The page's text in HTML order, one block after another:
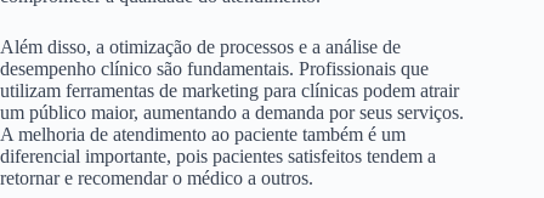
Além disso, a otimização de processos e a análise de
desempenho clínico são fundamentais. Profissionais que
utilizam ferramentas de marketing para clínicas podem atrair
um público maior, aumentando a demanda por seus serviços.
A melhoria de atendimento ao paciente também é um
diferencial importante, pois pacientes satisfeitos tendem a
retornar e recomendar o médico a outros.